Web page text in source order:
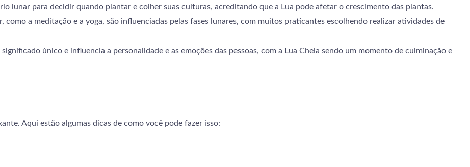
lunar para decidir quando plantar e colher suas culturas, acreditando que a Lua pode afetar o crescimento das plantas.
como a meditação e a yoga, são influenciadas pelas fases lunares, com muitos praticantes escolhendo realizar atividades de
único e influencia a personalidade e as emoções das pessoas, com a Lua Cheia sendo um momento de culminação e
Aqui estão algumas dicas de como você pode fazer isso: